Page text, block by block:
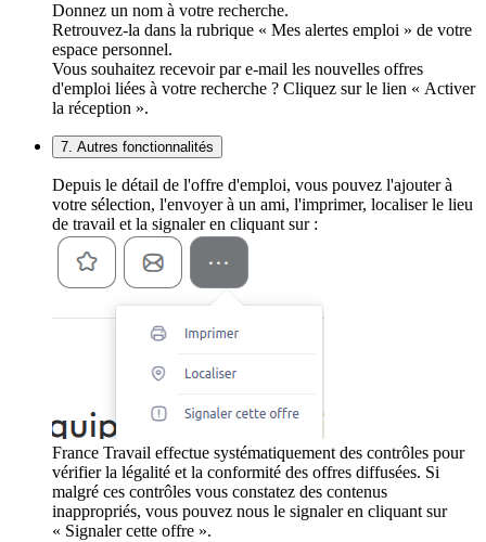
Donnez un nom à votre recherche.
Retrouvez-la dans la rubrique « Mes alertes emploi » de votre
espace personnel.
Vous souhaitez recevoir par e-mail les nouvelles offres
d'emploi liées à votre recherche ? Cliquez sur le lien « Activer
la réception ».
7. Autres fonctionnalités
Depuis le détail de l'offre d'emploi, vous pouvez l'ajouter à
votre sélection, l'envoyer à un ami, l'imprimer, localiser le lieu
de travail et la signaler en cliquant sur :
France Travail effectue systématiquement des contrôles pour
vérifier la légalité et la conformité des offres diffusées. Si
malgré ces contrôles vous constatez des contenus
inappropriés, vous pouvez nous le signaler en cliquant sur
« Signaler cette offre ».